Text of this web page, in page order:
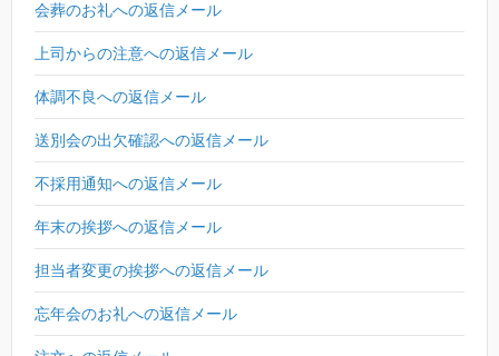
会葬のお礼への返信メール
上司からの注意への返信メール
体調不良への返信メール
送別会の出欠確認への返信メール
不採用通知への返信メール
年末の挨拶への返信メール
担当者変更の挨拶への返信メール
忘年会のお礼への返信メール